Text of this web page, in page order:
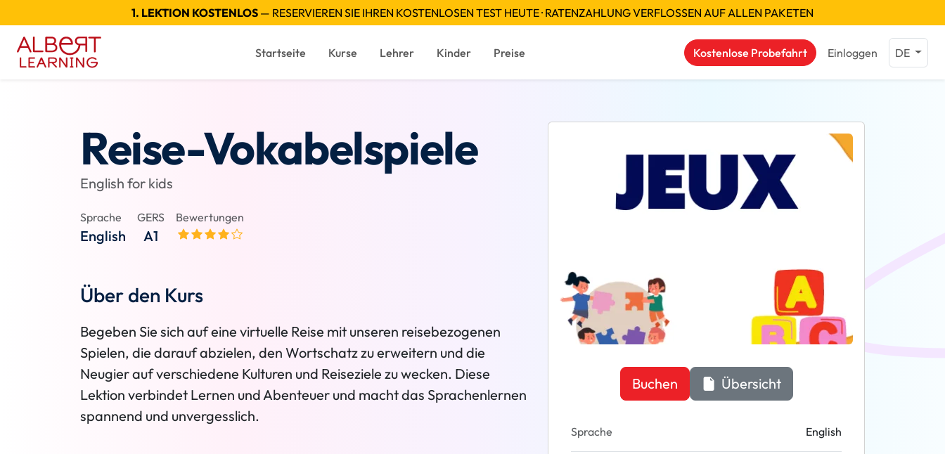
1. LEKTION KOSTENLOS — RESERVIEREN SIE IHREN KOSTENLOSEN TEST HEUTE · RATENZAHLUNG VERFLOSSEN AUF ALLEN PAKETEN
Startseite Kurse Lehrer Kinder Preise Kostenlose Probefahrt Einloggen DE
Reise-Vokabelspiele
English for kids
Sprache
English
GERS
A1
Bewertungen
Über den Kurs
Begeben Sie sich auf eine virtuelle Reise mit unseren reisebezogenen
Spielen, die darauf abzielen, den Wortschatz zu erweitern und die
Neugier auf verschiedene Kulturen und Reiseziele zu wecken. Diese
Lektion verbindet Lernen und Abenteuer und macht das Sprachenlernen
spannend und unvergesslich.
Buchen Übersicht
Sprache English